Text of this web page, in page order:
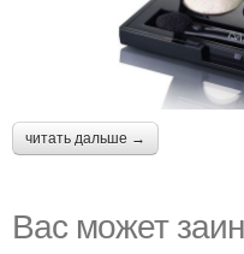
читать дальше →
Вас может